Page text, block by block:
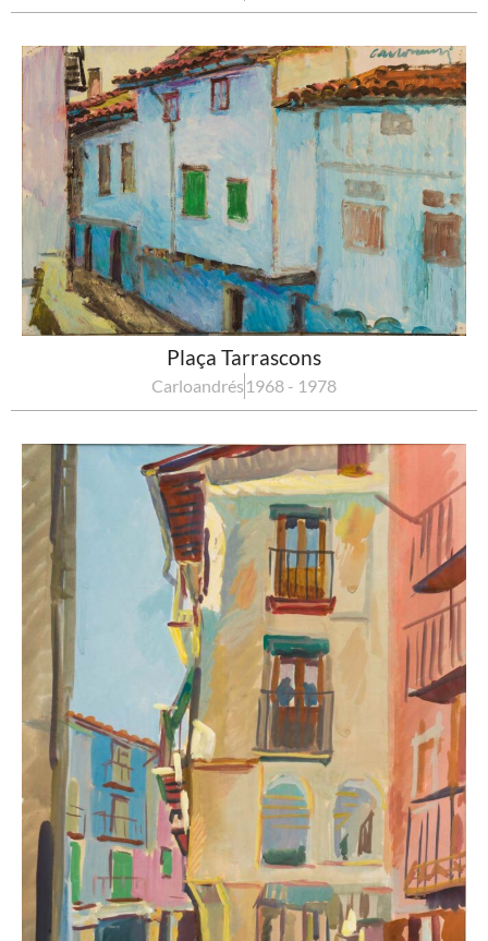
Plaça Tarrascons
Carloandrés 1968 - 1978